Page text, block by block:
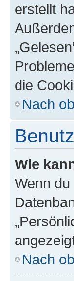
erstellt
die
Nach
Wie
Wenn
Nach